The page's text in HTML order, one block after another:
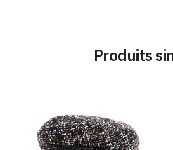
Produits